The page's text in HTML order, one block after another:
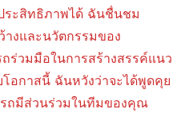
ะสิทธิภาพได้ ฉันชื่นชม
งและนวัตกรรมของ
ร่วมมือในการสร้างสรรค์แนว
อกาสนี้ ฉันหวังว่าจะได้พูดคุย
รถมีส่วนร่วมในทีมของคุณ